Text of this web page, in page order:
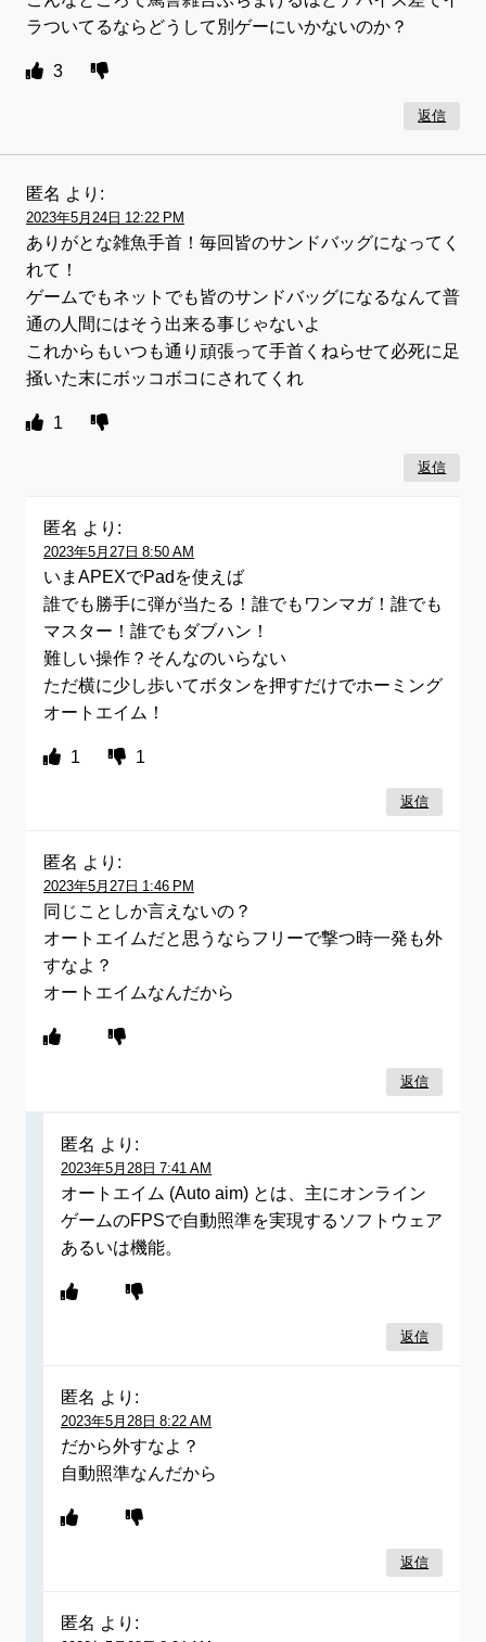
ラついてるならどうして別ゲーにいかないのか？
3
返信
匿名 より:
2023年5月24日 12:22 PM
ありがとな雑魚手首！毎回皆のサンドバッグになってく
れて！
ゲームでもネットでも皆のサンドバッグになるなんて普
通の人間にはそう出来る事じゃないよ
これからもいつも通り頑張って手首くねらせて必死に足
掻いた末にボッコボコにされてくれ
1
返信
匿名 より:
2023年5月27日 8:50 AM
いまAPEXでPadを使えば
誰でも勝手に弾が当たる！誰でもワンマガ！誰でも
マスター！誰でもダブハン！
難しい操作？そんなのいらない
ただ横に少し歩いてボタンを押すだけでホーミング
オートエイム！
1 1
返信
匿名 より:
2023年5月27日 1:46 PM
同じことしか言えないの？
オートエイムだと思うならフリーで撃つ時一発も外
すなよ？
オートエイムなんだから
返信
匿名 より:
2023年5月28日 7:41 AM
オートエイム (Auto aim) とは、主にオンライン
ゲームのFPSで自動照準を実現するソフトウェア
あるいは機能。
返信
匿名 より:
2023年5月28日 8:22 AM
だから外すなよ？
自動照準なんだから
返信
匿名 より: